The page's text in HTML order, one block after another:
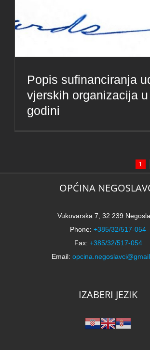
Popis sufinanciranja
vjerskih organizacija
godini
1
OPĆINA
Vukovarska 7, 32 239
Phone: +385/32/517-054
Fax: +385/32/517-054
Email:
IZABERI JEZIK